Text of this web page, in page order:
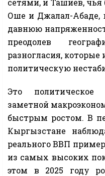
сетями, и Ташиев, чья
Оше и Джалал-Абаде,
давнюю
преодолев
разногласия,
политическую
Это политическое
заметной
быстрым ростом. В
Кыргызстане
реального ВВП
из самых высоких
этом в 2025 году